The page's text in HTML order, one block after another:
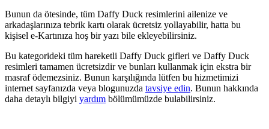
Bunun da ötesinde, tüm Daffy Duck resimlerini ailenize ve
arkadaşlarınıza tebrik kartı olarak ücretsiz yollayabilir, hatta bu
kişisel e-Kartınıza hoş bir yazı bile ekleyebilirsiniz.
Bu kategorideki tüm hareketli Daffy Duck gifleri ve Daffy Duck
resimleri tamamen ücretsizdir ve bunları kullanmak için ekstra bir
masraf ödemezsiniz. Bunun karşılığında lütfen bu hizmetimizi
internet sayfanızda veya blogunuzda tavsiye edin. Bunun hakkında
daha detaylı bilgiyi yardım bölümümüzde bulabilirsiniz.